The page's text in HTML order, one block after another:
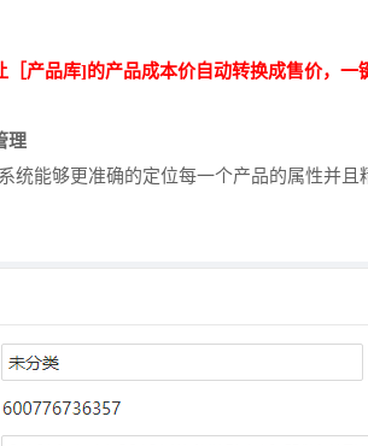
［产品库]的产品成本价自动转换成售价，一
理
统能够更准确的定位每一个产品的属性并